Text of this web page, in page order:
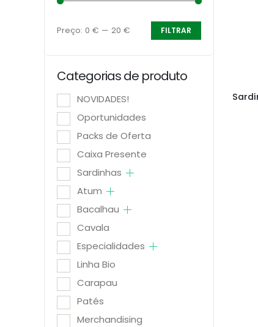
Preço
mínimo
Preço
máximo
FILTRAR
Preço: 0 € — 20 €
Categorias de produto
NOVIDADES!
Oportunidades
Packs de Oferta
Caixa Presente
Sardinhas
Atum
Bacalhau
Cavala
Especialidades
Linha Bio
Carapau
Patés
Merchandising